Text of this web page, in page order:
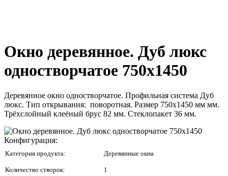
Окно деревянное. Дуб люкс
одностворчатое 750x1450
Деревянное окно одностворчатое. Профильная система Дуб
люкс. Тип открывания: поворотная. Размер 750x1450 мм мм.
Трёхслойный клеёный брус 82 мм. Стеклопакет 36 мм.
Конфигурация:
Категория продукта: Деревянные окна
Количество створок: 1